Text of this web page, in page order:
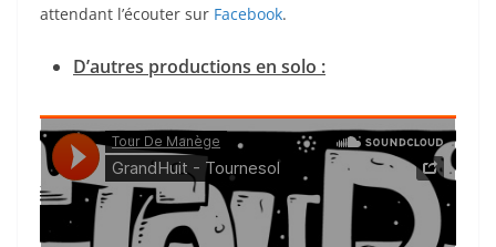
attendant l’écouter sur Facebook.
D’autres productions en solo :